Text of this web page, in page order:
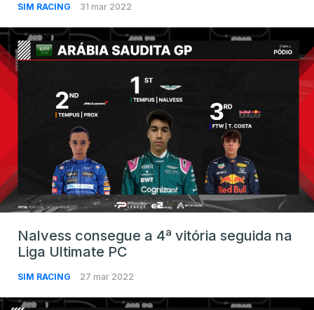
SIM RACING 31 mar 2022
Nalvess consegue a 4ª vitória seguida na
Liga Ultimate PC
SIM RACING 27 mar 2022